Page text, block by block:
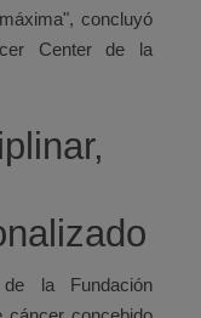
concluyó
Center de la
la Fundación